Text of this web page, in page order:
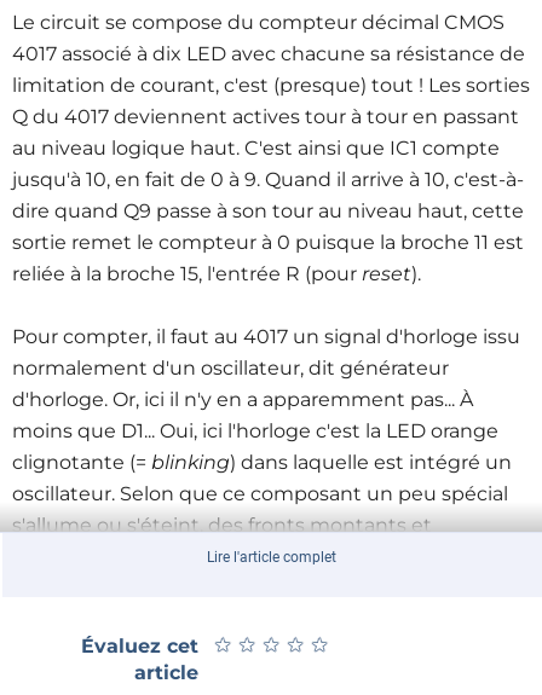
Le circuit se compose du compteur décimal CMOS
4017 associé à dix LED avec chacune sa résistance de
limitation de courant, c'est (presque) tout ! Les sorties
Q du 4017 deviennent actives tour à tour en passant
au niveau logique haut. C'est ainsi que IC1 compte
jusqu'à 10, en fait de 0 à 9. Quand il arrive à 10, c'est-à-
dire quand Q9 passe à son tour au niveau haut, cette
sortie remet le compteur à 0 puisque la broche 11 est
reliée à la broche 15, l'entrée R (pour reset).
Pour compter, il faut au 4017 un signal d'horloge issu
normalement d'un oscillateur, dit générateur
d'horloge. Or, ici il n'y en a apparemment pas... À
moins que D1... Oui, ici l'horloge c'est la LED orange
clignotante (= blinking) dans laquelle est intégré un
oscillateur. Selon que ce composant un peu spécial
s'allume ou s'éteint, des fronts montants et
descendants se succèdent sur son anode. C'est donc
Il ne reste qu'à souder les quelques composants sur
Lire l'article complet
Évaluez cet
article
★ ★ ★ ★ ★
★ ★ ★ ★ ★